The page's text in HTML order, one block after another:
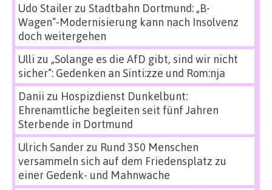
Udo Stailerzu Stadtbahn Dortmund: „B-
Wagen“-Modernisierung kann nach Insolvenz
doch weitergehen
Ulli zu „Solange es die AfD gibt, sind wir nicht
sicher“: Gedenken an Sinti:zze und Rom:nja
Danii zu Hospizdienst Dunkelbunt:
Ehrenamtliche begleiten seit fünf Jahren
Sterbende in Dortmund
Ulrich Sanderzu Rund 350 Menschen
versammeln sich auf dem Friedensplatz zu
einer Gedenk- und Mahnwache